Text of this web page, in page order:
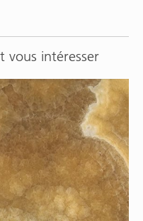
vous intéresser